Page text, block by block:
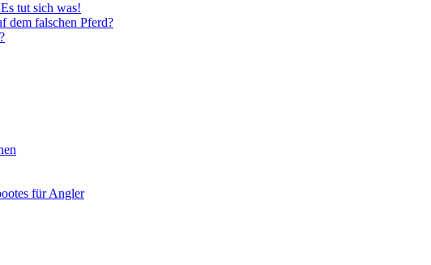
tut sich was!
dem falschen Pferd?
für Angler